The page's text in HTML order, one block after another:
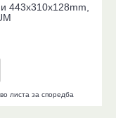
443x310x128mm,
листа за споредба